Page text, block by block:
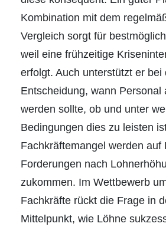
Kombination mit dem
Vergleich sorgt für
weil eine frühzeitige
erfolgt. Auch unterstützt er bei
Entscheidung, wann Personal
werden sollte, ob und unter
Bedingungen dies zu leisten
Fachkräftemangel werden auf
Forderungen nach
zukommen. Im Wettbewerb
Fachkräfte rückt die Frage in
Mittelpunkt, wie Löhne